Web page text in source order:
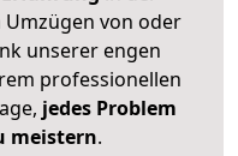
von oder
unserer engen
professionellen
jedes Problem
meistern.